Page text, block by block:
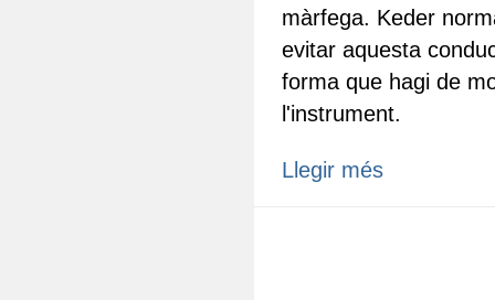
màrfega. Keder
evitar aquesta
forma que hagi de
l'instrument.
Llegir més